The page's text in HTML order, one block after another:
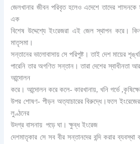
জেলখানার জীবন পরিবৃত হলেও এদেশে তাদের শাসনকে
এক
বিশেষ উদ্দেশ্যে ইংরেজরা এই জেল স্থাপন করে।
মাতৃসমা।
সন্তানের ভালোবাসায় সে পরিপুষ্ট। তাই দেশ মায়ের
পারেনি তার অগণিত সন্তান। তারা দেশের স্বাধীনতা
আন্দোলন
করে। আন্দোলন করে কলে- কারখানায়, খনি গর্ভে
উপর শোষণ- পীড়ন অত্যাচারের বিরুদ্ধে।ফলে
লুণ্ঠনের
উদগ্র বাসনায় পড়ে ঘা। ক্ষুব্ধ ইংরেজ
দেশমাতৃকার সে সব বীর সন্তানদের বন্দি করার